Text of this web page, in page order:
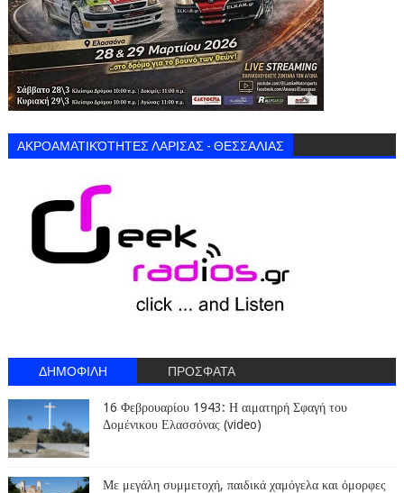
ΑΚΡΟΑΜΑΤΙΚΌΤΗΤΕΣ ΛΑΡΙΣΑΣ - ΘΕΣΣΑΛΙΑΣ
ΔΗΜΟΦΙΛΗ ΠΡΟΣΦΑΤΑ
16 Φεβρουαρίου 1943: Η αιματηρή Σφαγή του
Δομένικου Ελασσόνας (video)
Με μεγάλη συμμετοχή, παιδικά χαμόγελα και όμορφες